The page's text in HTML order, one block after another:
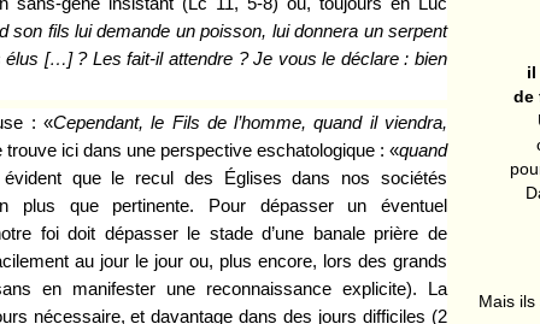
son fils lui demande un poisson, lui donnera un serpent
élus […] ?Les fait-il attendre ? Je vous le déclare: bien
: «Cependant, le Fils de l’homme, quand il viendra,
trouve ici dans une perspective eschatologique : «quand
que le recul des Églises dans nos sociétés
plus que pertinente. Pour dépasser un éventuel
foi doit dépasser le stade d’une banale prière de
au jour le jour ou, plus encore, lors des grands
en manifester
une reconnaissance explicite). La
nécessaire, et davantage dans des jours difficiles (2
il
de
Mais ils